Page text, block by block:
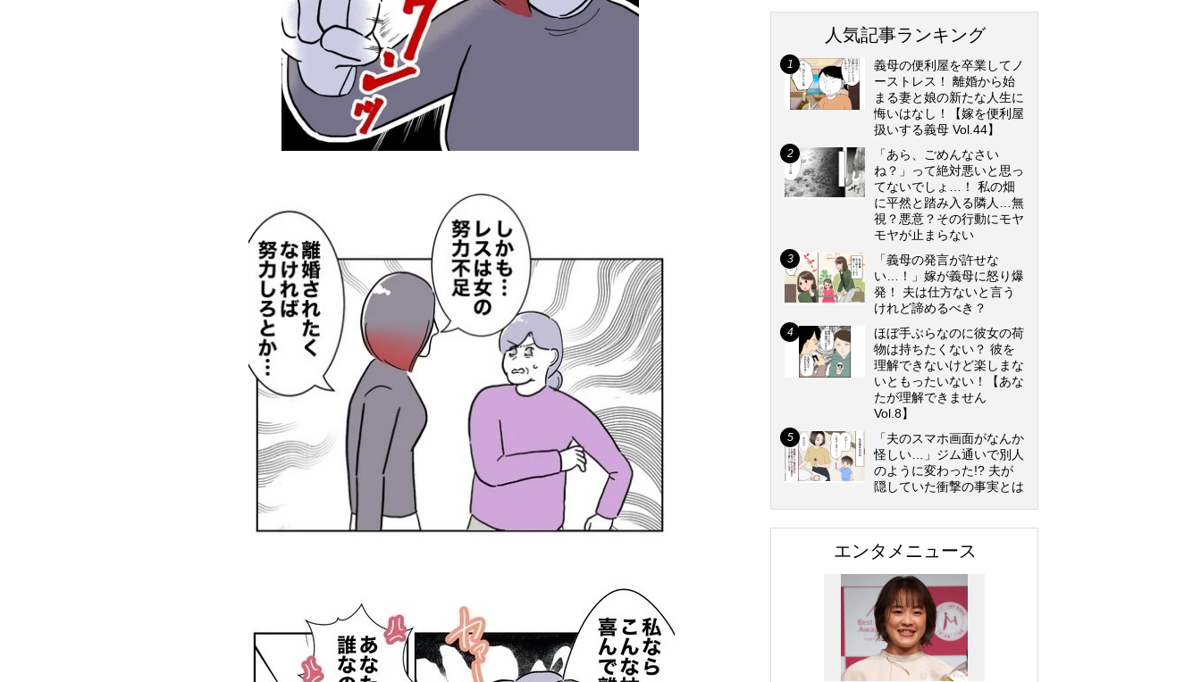
人気記事ランキング
義母の便利屋を卒業してノ
ーストレス！ 離婚から始
まる妻と娘の新たな人生に
悔いはなし！【嫁を便利屋
扱いする義母 Vol.44】
「あら、ごめんなさい
ね？」って絶対悪いと思っ
てないでしょ…！ 私の畑
に平然と踏み入る隣人…無
視？悪意？その行動にモヤ
モヤが止まらない
「義母の発言が許せな
い…！」嫁が義母に怒り爆
発！ 夫は仕方ないと言う
けれど諦めるべき？
ほぼ手ぶらなのに彼女の荷
物は持ちたくない？ 彼を
理解できないけど楽しまな
いともったいない！【あな
たが理解できません
Vol.8】
「夫のスマホ画面がなんか
怪しい…」ジム通いで別人
のように変わった!? 夫が
隠していた衝撃の事実とは
エンタメニュース